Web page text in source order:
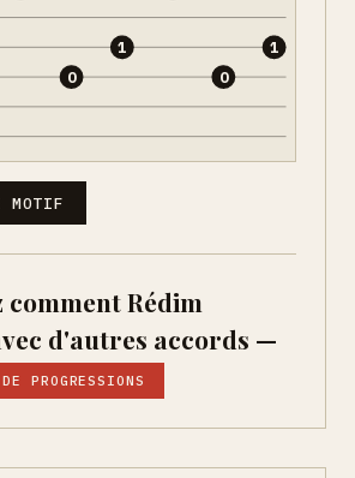
0
1
0
1
MOTIF
comment Rédim
d'autres accords —
PROGRESSIONS